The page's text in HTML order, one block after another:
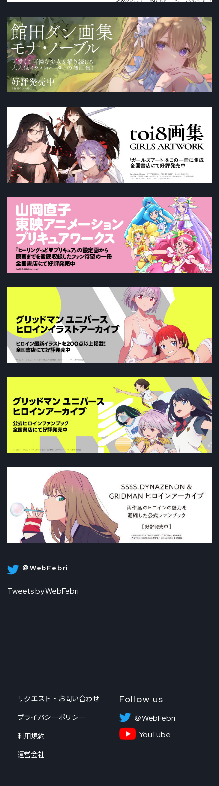
＠WebFebri
Tweets by WebFebri
リクエスト・お問い合わせ
プライバシーポリシー
利用規約
運営会社
Follow us
＠WebFebri
YouTube